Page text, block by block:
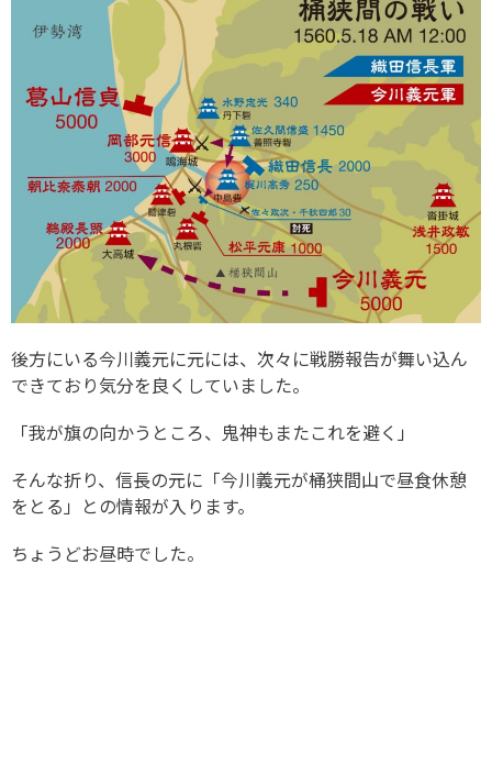
後方にいる今川義元に元には、次々に戦勝報告が舞い込ん
できており気分を良くしていました。
「我が旗の向かうところ、鬼神もまたこれを避く」
そんな折り、信長の元に「今川義元が桶狭間山で昼食休憩
をとる」との情報が入ります。
ちょうどお昼時でした。